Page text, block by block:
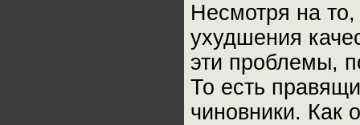
Несмотря на
ухудшения
эти проблемы,
То есть
чиновники. Как